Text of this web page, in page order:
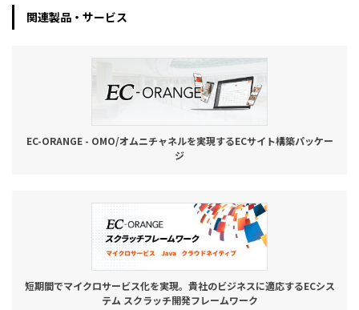
導入事例
03-6432-0346
電話受付：平日 10:00~17:00
お問い合わせ
関連製品・サービス
EC-ORANGE - OMO/オムニチャネルを実現するECサイト構築パッケー
ジ
短期間でマイクロサービス化を実現。貴社のビジネスに適応するECシス
テム スクラッチ開発フレームワーク